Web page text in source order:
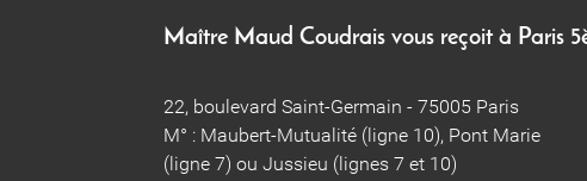
Maître Maud Coudrais vous reçoit à Paris
22, boulevard Saint-Germain - 75005 Paris
M° : Maubert-Mutualité (ligne 10), Pont Marie
(ligne 7) ou Jussieu (lignes 7 et 10)